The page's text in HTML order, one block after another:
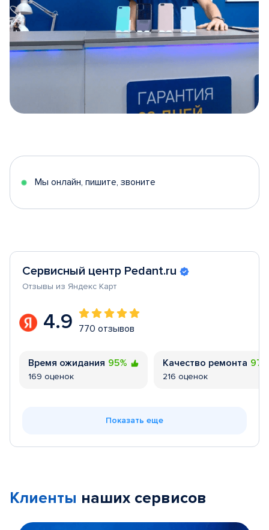
5
Мы онлайн, пишите, звоните
Сервисный центр Pedant.ru
Отзывы из Яндекс Карт
4.9 770 отзывов
Время ожидания 95%
169 оценок
Качество ремонта
216 оценок
Показать еще
Клиенты наших сервисов